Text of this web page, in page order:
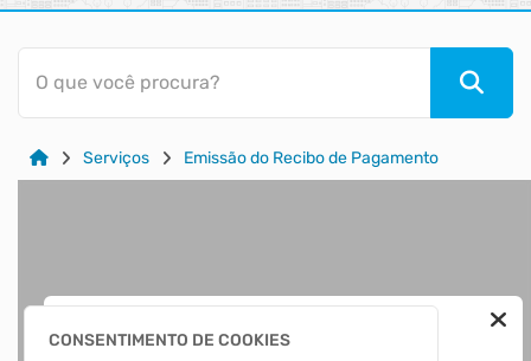
ACESSO RÁPIDO
Acessibilidade
Transparência
O que você procura?
Serviços Emissão do Recibo de Pagamento
CONSENTIMENTO DE COOKIES